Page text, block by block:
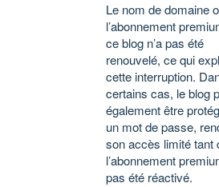
Le nom de domaine
l’abonnement
ce blog n’a pas été
renouvelé, ce qui
cette interruption.
certains cas, le blog
également être
un mot de passe,
son accès limité tant
l’abonnement
pas été réactivé.